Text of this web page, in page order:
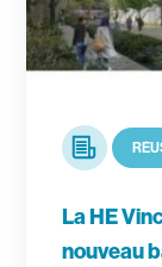
La HE
nouveau
Article